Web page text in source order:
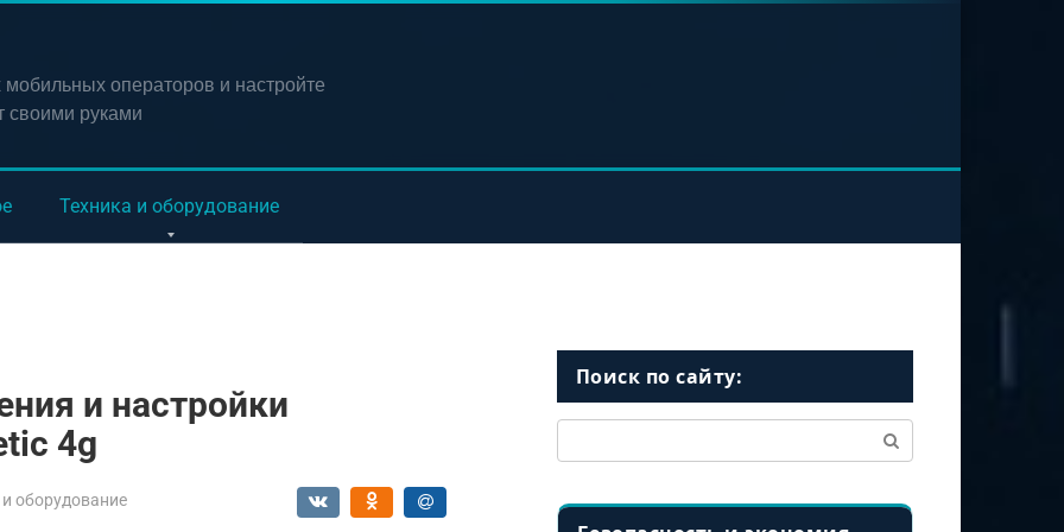
мобильных операторов и настройте
своими руками
Техника и оборудование
и настройки
4g
оборудование
Поиск по сайту: